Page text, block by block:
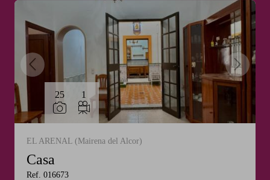
25 1
EL ARENAL (Mairena del Alcor)
Casa
Ref. 016673